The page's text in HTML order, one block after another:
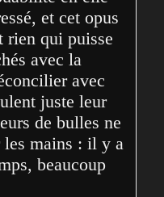
et cet opus
rien qui puisse
avec la
avec
juste leur
de bulles ne
mains : il y a
beaucoup